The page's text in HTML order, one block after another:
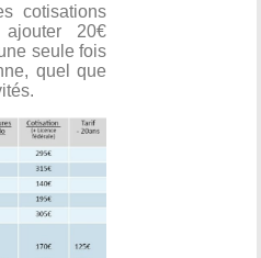
cotisations
20€
seule fois
quel que